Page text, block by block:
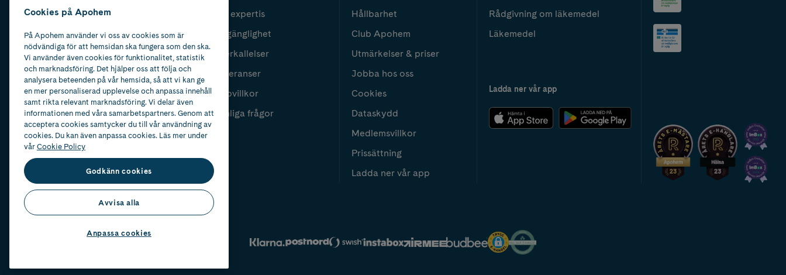
Vår expertis
Tillgänglighet
Återkallelser
Leveranser
Köpvillkor
Vanliga frågor
Hållbarhet
Club Apohem
Utmärkelser & priser
Jobba hos oss
Cookies
Dataskydd
Medlemsvillkor
Prissättning
Ladda ner vår app
Rådgivning om läkemedel
Läkemedel
Ladda ner vår app
2024
Cookies på Apohem
På Apohem använder vi oss av cookies som är
nödvändiga för att hemsidan ska fungera som den ska.
Vi använder även cookies för funktionalitet, statistik
och marknadsföring. Det hjälper oss att följa och
analysera beteenden på vår hemsida, så att vi kan ge
en mer personaliserad upplevelse och anpassa innehåll
samt rikta relevant marknadsföring. Vi delar även
informationen med våra samarbetspartners. Genom att
acceptera cookies samtycker du till vår användning av
cookies. Du kan även anpassa cookies. Läs mer under
vårCookie Policy
Godkänn cookies
Avvisa alla
Anpassa cookies